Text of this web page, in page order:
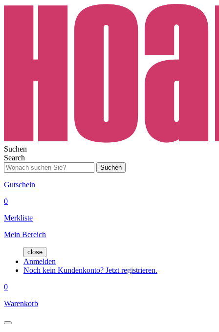
Suchen
Search
Suchen
Gutschein
0
Merkliste
Mein Bereich
close
Anmelden
Noch kein Kundenkonto? Jetzt registrieren.
0
Warenkorb